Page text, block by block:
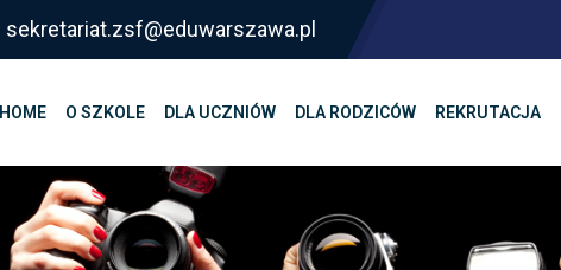
sekretariat.zsf@eduwarszawa.pl
HOME O SZKOLE DLA UCZNIÓW DLA RODZICÓW REKRUTACJA